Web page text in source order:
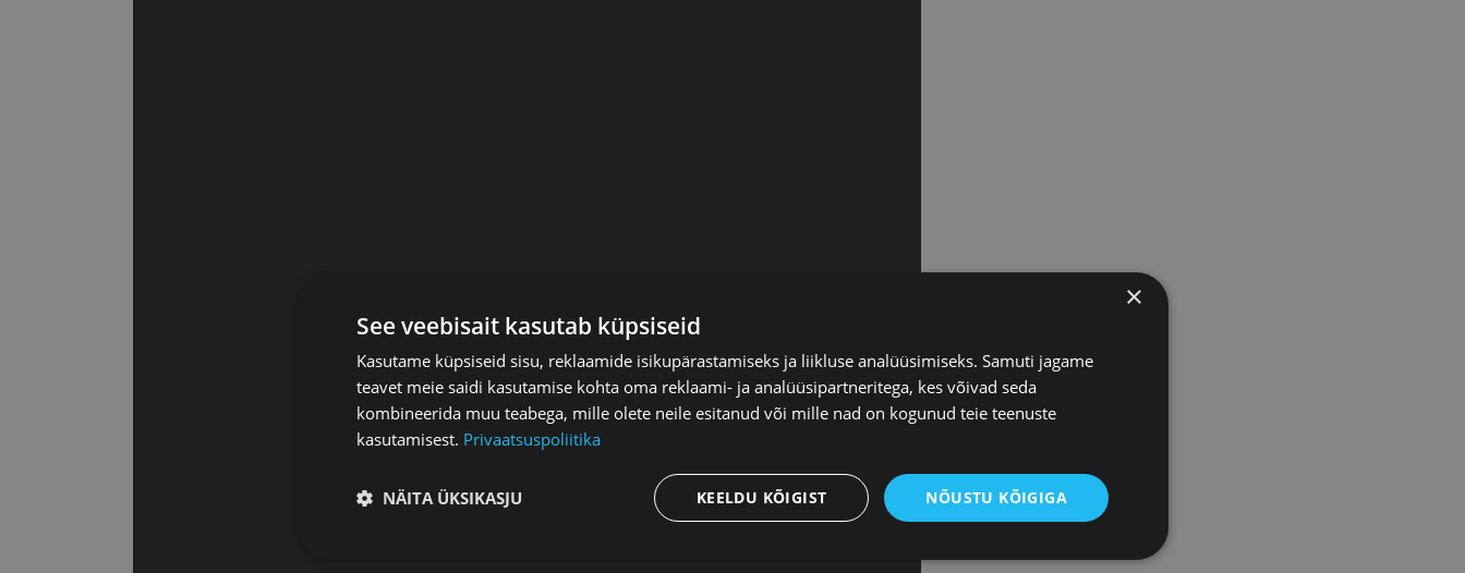
×
See veebisait kasutab küpsiseid
Kasutame küpsiseid sisu, reklaamide isikupärastamiseks ja liikluse analüüsimiseks. Samuti jagame
teavet meie saidi kasutamise kohta oma reklaami- ja analüüsipartneritega, kes võivad seda
kombineerida muu teabega, mille olete neile esitanud või mille nad on kogunud teie teenuste
kasutamisest. Privaatsuspoliitika
NÕUSTU KÕIGIGA
KEELDU KÕIGIST
NÄITA ÜKSIKASJU